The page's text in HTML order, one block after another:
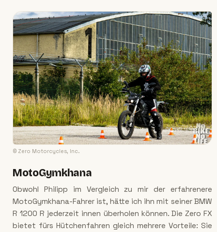
© Zero Motorcycles, Inc.
MotoGymkhana
Obwohl Philipp im Vergleich zu mir der erfahrenere
MotoGymkhana-Fahrer ist, hätte ich ihn mit seiner BMW
R 1200 R jederzeit innen überholen können. Die Zero FX
bietet fürs Hütchenfahren gleich mehrere Vorteile: Sie